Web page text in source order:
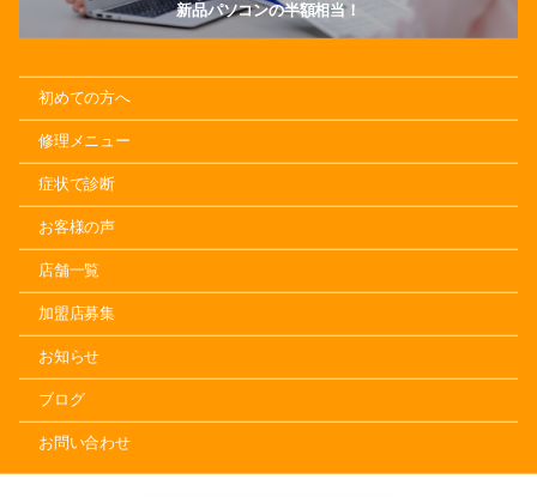
新品パソコンの半額相当！
初めての方へ
修理メニュー
症状で診断
お客様の声
店舗一覧
加盟店募集
お知らせ
ブログ
お問い合わせ